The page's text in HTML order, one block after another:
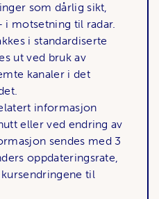
som dårlig sikt,
i motsetning til radar.
i standardiserte
ut ved bruk av
kanaler i det
informasjon
eller ved endring av
sendes med 3
oppdateringsrate,
til